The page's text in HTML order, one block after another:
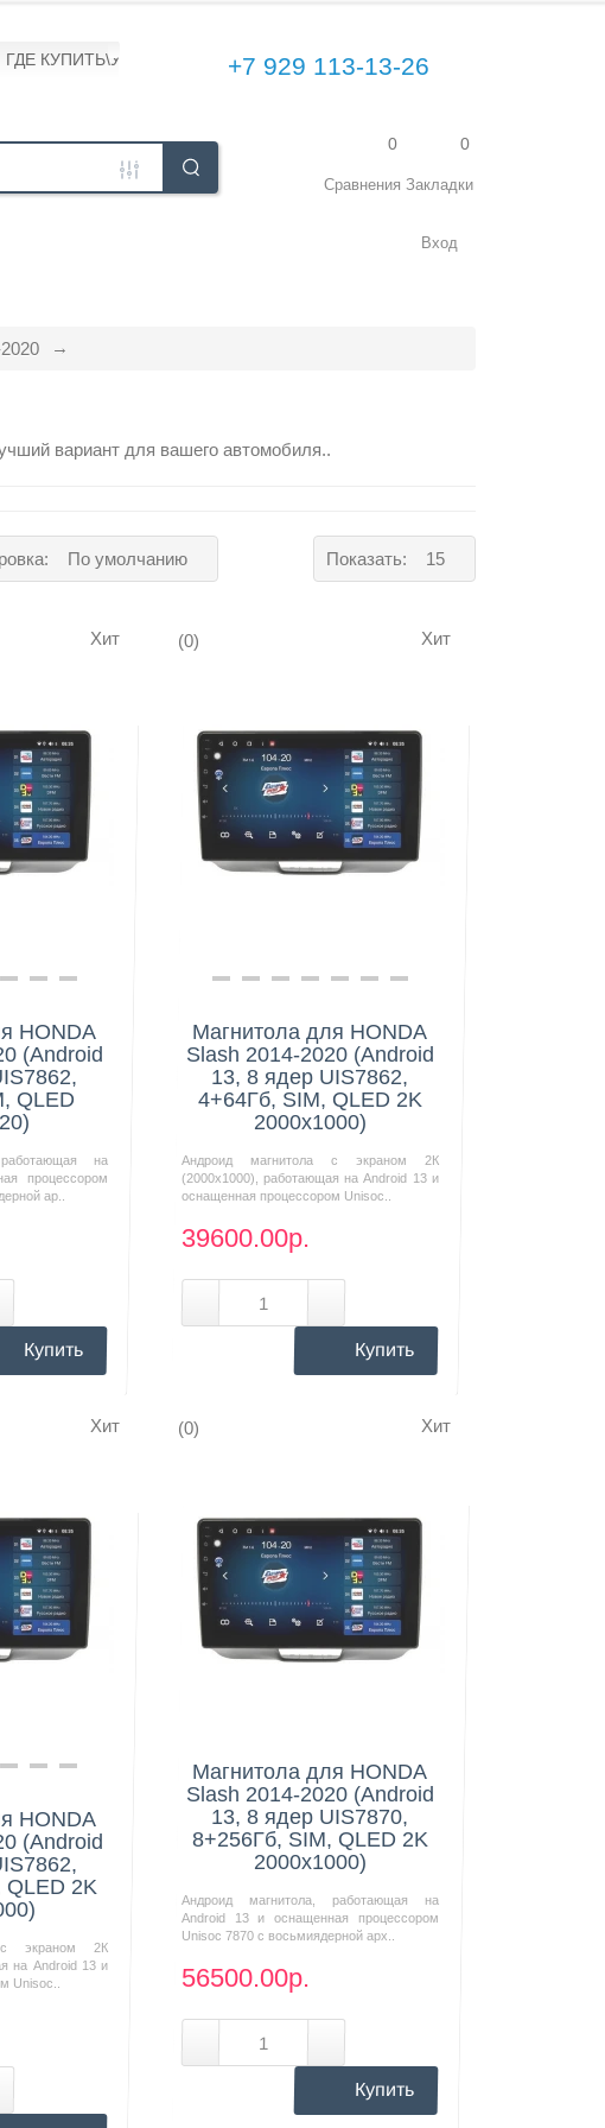
ГДЕ КУПИТЬ\УСТАНОВИТЬ +7 929 113-13-26
0
Закладки
0
Сравнения
Вход
вариант для вашего автомобиля..
Показать: 15
По умолчанию
Хит
HONDA
(Android
QLED
на
процессором
ар..
Купить
(0) Хит
Нашли дешевле?
Магнитола для HONDA
Slash 2014-2020 (Android
13, 8 ядер UIS7862,
4+64Гб, SIM, QLED 2K
2000x1000)
Андроид магнитола с экраном 2К
(2000х1000), работающая на Android 13 и
оснащенная процессором Unisoc..
39600.00р.
Купить
Хит
HONDA
(Android
QLED 2K
с экраном 2К
на Android 13 и
Unisoc..
(0) Хит
Магнитола для HONDA
Slash 2014-2020 (Android
13, 8 ядер UIS7870,
8+256Гб, SIM, QLED 2K
2000x1000)
Андроид магнитола, работающая на
Android 13 и оснащенная процессором
Unisoc 7870 с восьмиядерной арх..
56500.00р.
Купить